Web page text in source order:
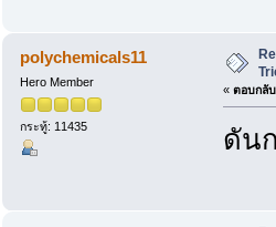
polychemicals11
Hero Member
กระทู้: 11435
« ตอบกลั
ดัน